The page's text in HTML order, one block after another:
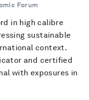
Forum
in high calibre
sustainable
context.
and certified
with exposures in